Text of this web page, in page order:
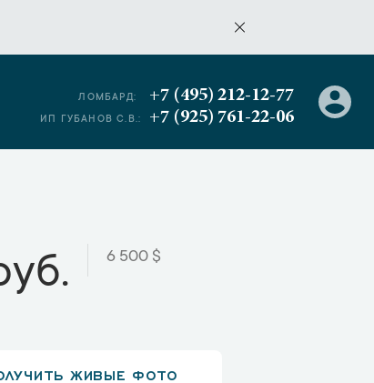
ЛОМБАРД: +7 (495) 212-12-77
ИП ГУБАНОВ С.В.: +7 (925) 761-22-06
6 500 $
ЖИВЫЕ ФОТО